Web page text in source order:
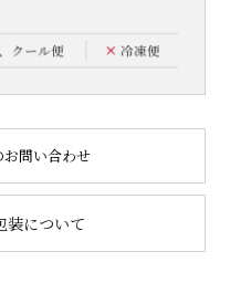
問い合わせ
装について